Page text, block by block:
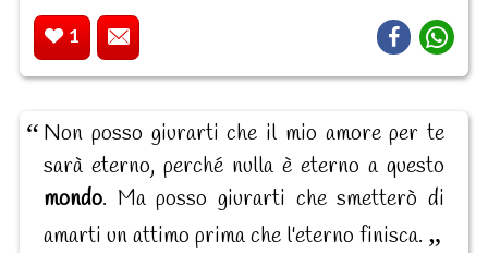
1
Non posso giurarti che il mio amore per te
sarà eterno, perché nulla è eterno a questo
mondo. Ma posso giurarti che smetterò di
amarti un attimo prima che l'eterno finisca.